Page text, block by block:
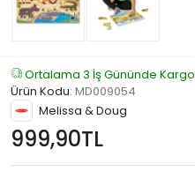
Ortalama 3 İş Gününde Kargo
Ürün Kodu: MD009054
Melissa & Doug
999,90TL